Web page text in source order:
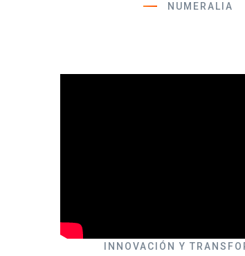
NUMERALIA
INNOVACIÓN Y